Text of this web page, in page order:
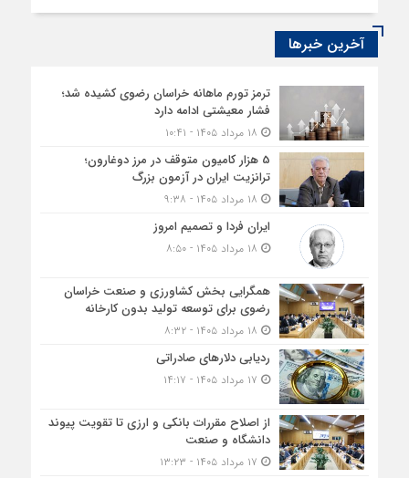
آخرین خبرها
ترمز تورم ماهانه خراسان رضوی کشیده شد؛
فشار معیشتی ادامه دارد
5 هزار کامیون متوقف در مرز دوغارون؛
ترانزیت ایران در آزمون بزرگ
ایران فردا و تصمیم امروز
همگرایی بخش کشاورزی و صنعت خراسان
رضوی برای توسعه تولید بدون کارخانه
ردیابی دلارهای صادراتی
از اصلاح مقررات بانکی و ارزی تا تقویت پیوند
دانشگاه و صنعت